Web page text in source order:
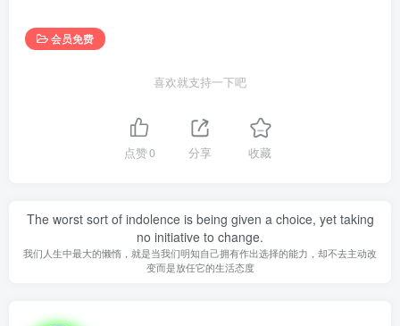
会员免费
喜欢就支持一下吧
点赞0 分享 收藏
The worst sort of indolence is being given a choice, yet taking
no initiative to change.
我们人生中最大的懒惰，就是当我们明知自己拥有作出选择的能力，却不去主动改
变而是放任它的生活态度